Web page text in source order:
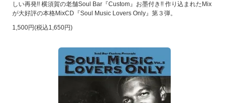
しい再発!! 横須賀の老舗Soul Bar『Custom』お墨付き!! 作り込まれたMix
が大好評の本格MixCD『Soul Music Lovers Only』第３弾。
1,500円(税込1,650円)